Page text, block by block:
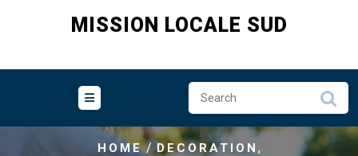
MISSION LOCALE SUD
HOME/DECORATION ,